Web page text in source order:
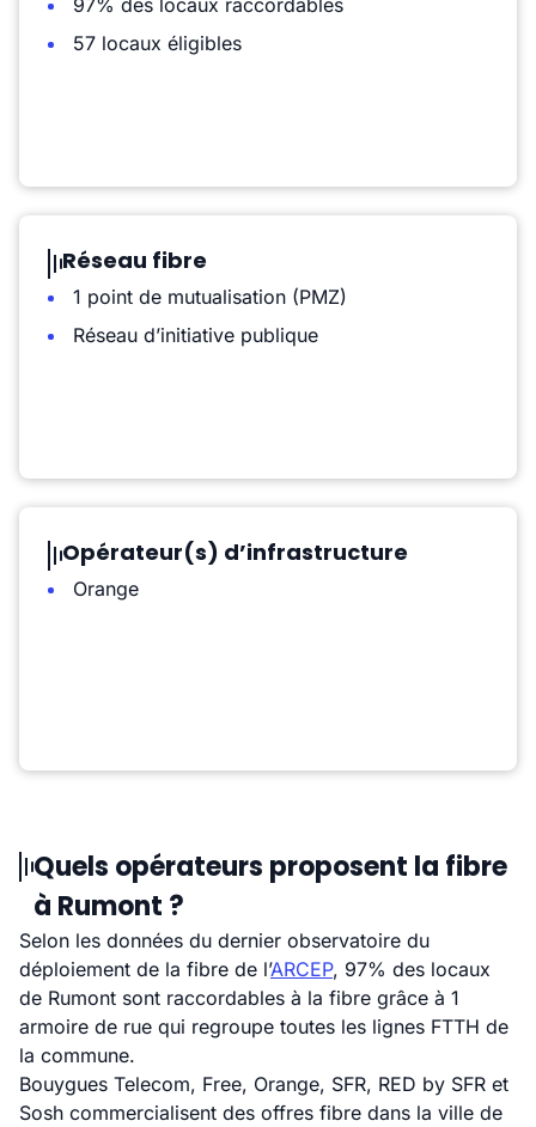
97% des locaux raccordables
57 locaux éligibles
Réseau fibre
1 point de mutualisation (PMZ)
Réseau d’initiative publique
Opérateur(s) d’infrastructure
Orange
Quels opérateurs proposent la fibre
à Rumont ?
Selon les données du dernier observatoire du
déploiement de la fibre de l’ARCEP, 97% des locaux
de Rumont sont raccordables à la fibre grâce à 1
armoire de rue qui regroupe toutes les lignes FTTH de
la commune.
Bouygues Telecom, Free, Orange, SFR, RED by SFR et
Sosh commercialisent des offres fibre dans la ville de